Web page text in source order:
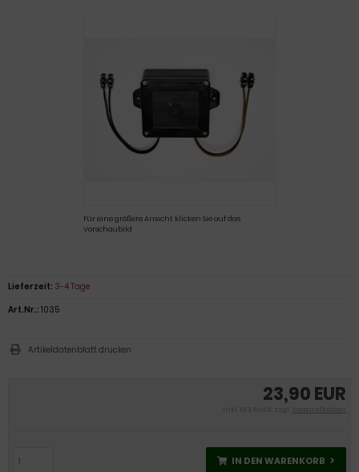
Für eine größere Ansicht klicken Sie auf das
Vorschaubild
23,90 EUR
inkl. 19 % MwSt. zzgl. Versandkosten
IN DEN WARENKORB
Lieferzeit: 3-4 Tage
Art.Nr.: 1035
Artikeldatenblatt drucken